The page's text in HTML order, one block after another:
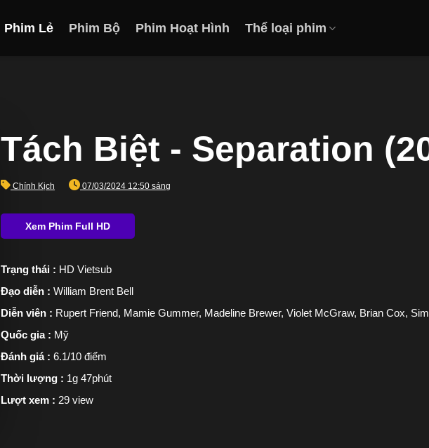
Phim Lẻ Phim Bộ Phim Hoạt Hình Thể loại phim
Tách Biệt - Separation
Chính Kịch 07/03/2024 12:50 sáng
Trạng thái : HD Vietsub
Đạo diễn : William Brent Bell
Diễn viên : Rupert Friend, Mamie Gummer, Madeline Brewer, Violet McGraw, Brian Cox,
Quốc gia : Mỹ
Đánh giá : 6.1/10 điểm
Thời lượng : 1g 47phút
Lượt xem : 29 view